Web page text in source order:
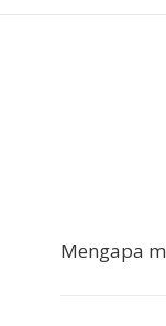
Mengapa